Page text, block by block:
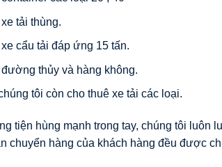
tải thùng.
cẩu tải đáp ứng 15 tấn.
thủy và hàng không.
tôi còn cho thuê xe tải các loại.
tiện hùng mạnh trong tay, chúng tôi luôn
chuyển hàng của khách hàng đều được